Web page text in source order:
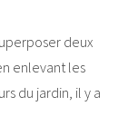
deux
enlevant les
du jardin, il y a